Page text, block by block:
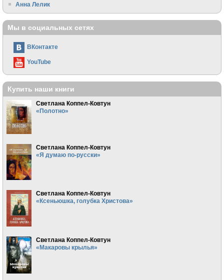
Анна Лелик
Мы в социальных сетях
ВКонтакте
YouTube
Купить наши книги
Светлана Коппел-Ковтун
«Полотно»
Светлана Коппел-Ковтун
«Я думаю по-русски»
Светлана Коппел-Ковтун
«Ксеньюшка, голубка Христова»
Светлана Коппел-Ковтун
«Макаровы крылья»